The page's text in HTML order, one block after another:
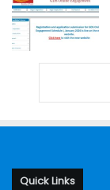
Quick Links